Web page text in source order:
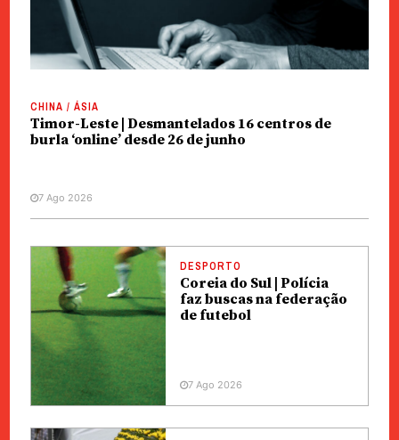
CHINA / ÁSIA
Timor-Leste | Desmantelados 16 centros de
burla ‘online’ desde 26 de junho
7 Ago 2026
DESPORTO
Coreia do Sul | Polícia
faz buscas na federação
de futebol
7 Ago 2026